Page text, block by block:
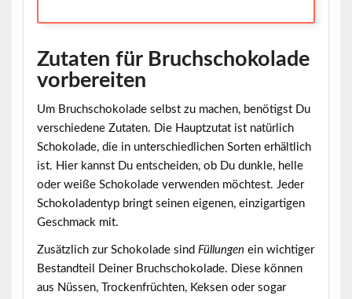
Zutaten für Bruchschokolade
vorbereiten
Um Bruchschokolade selbst zu machen, benötigst Du
verschiedene Zutaten. Die Hauptzutat ist natürlich
Schokolade, die in unterschiedlichen Sorten erhältlich
ist. Hier kannst Du entscheiden, ob Du dunkle, helle
oder weiße Schokolade verwenden möchtest. Jeder
Schokoladentyp bringt seinen eigenen, einzigartigen
Geschmack mit.
Zusätzlich zur Schokolade sind Füllungen ein wichtiger
Bestandteil Deiner Bruchschokolade. Diese können
aus Nüssen, Trockenfrüchten, Keksen oder sogar